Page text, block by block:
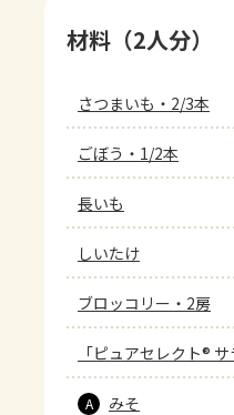
材料（2人分）
さつまいも・2/3本
ごぼう・1/2本
長いも
しいたけ
ブロッコリー・2房
「ピュアセレクト® サ
A みそ